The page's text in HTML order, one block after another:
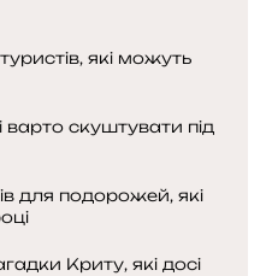
які можуть
варто скуштувати під
для подорожей, які
Криту, які досі